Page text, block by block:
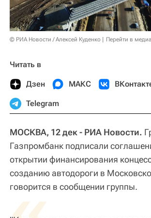
© РИА Новости / Алексей Куденко Перейти в
Читать в
Дзен МАКС
Telegram
МОСКВА, 12 дек - РИА Новости.
Газпромбанк подписали
открытии финансирования
созданию автодороги в
говорится в сообщении группы.